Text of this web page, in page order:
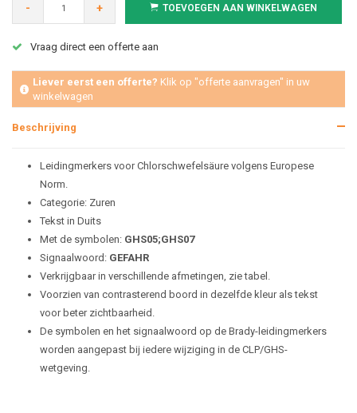
- + TOEVOEGEN AAN WINKELWAGEN
Vraag direct een offerte aan
Liever eerst een offerte? Klik op "offerte aanvragen" in uw
winkelwagen
Beschrijving
Leidingmerkers voor Chlorschwefelsäure volgens Europese
Norm.
Categorie: Zuren
Tekst in Duits
Met de symbolen: GHS05;GHS07
Signaalwoord: GEFAHR
Verkrijgbaar in verschillende afmetingen, zie tabel.
Voorzien van contrasterend boord in dezelfde kleur als tekst
voor beter zichtbaarheid.
De symbolen en het signaalwoord op de Brady-leidingmerkers
worden aangepast bij iedere wijziging in de CLP/GHS-
wetgeving.